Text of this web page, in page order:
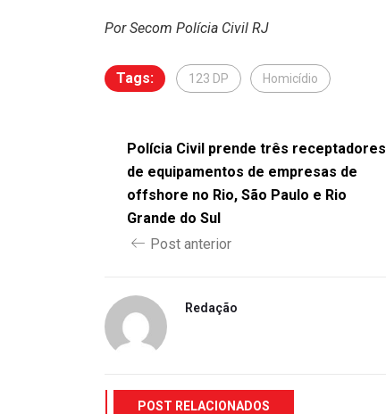
Por Secom Polícia Civil RJ
Tags: 123 DP Homicídio
Polícia Civil prende três receptadores
de equipamentos de empresas de
offshore no Rio, São Paulo e Rio
Grande do Sul
Post anterior
Redação
POST RELACIONADOS